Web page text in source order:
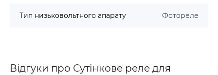
Тип низьковольтного апарату Фотореле
Відгуки про Сутінкове реле для